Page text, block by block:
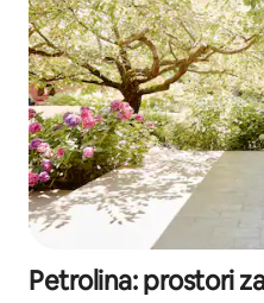
Petrolina: prostori